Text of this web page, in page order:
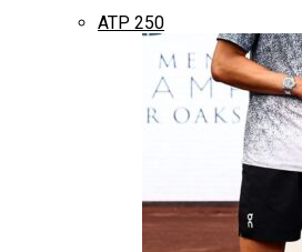
ATP 250